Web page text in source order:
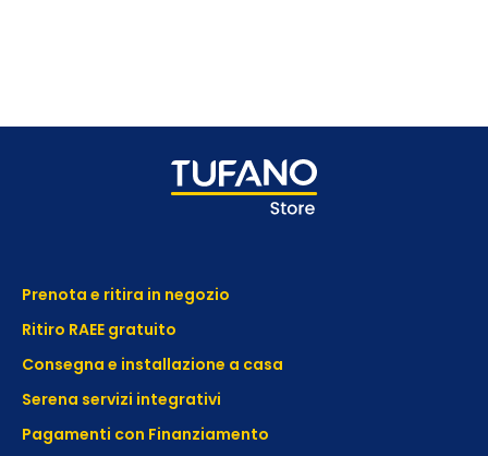
Prenota e ritira in negozio
Ritiro RAEE gratuito
Consegna e installazione a casa
Serena servizi integrativi
Pagamenti con Finanziamento